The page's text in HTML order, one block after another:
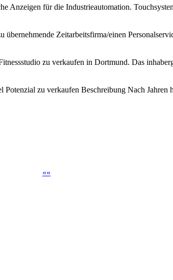
Anzeigen für die Industrieautomation.
übernehmende Zeitarbeitsfirma/einen
zu verkaufen in Dortmund. Das
zu verkaufen Beschreibung Nach Jahren
««